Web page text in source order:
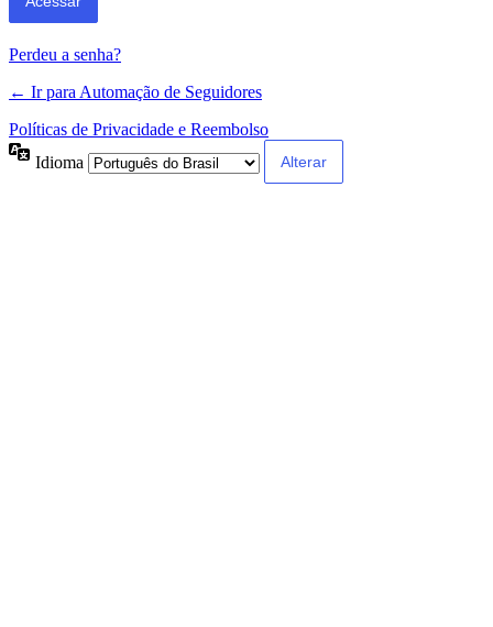
Perdeu a senha?
← Ir para Automação de Seguidores
Políticas de Privacidade e Reembolso
Idioma